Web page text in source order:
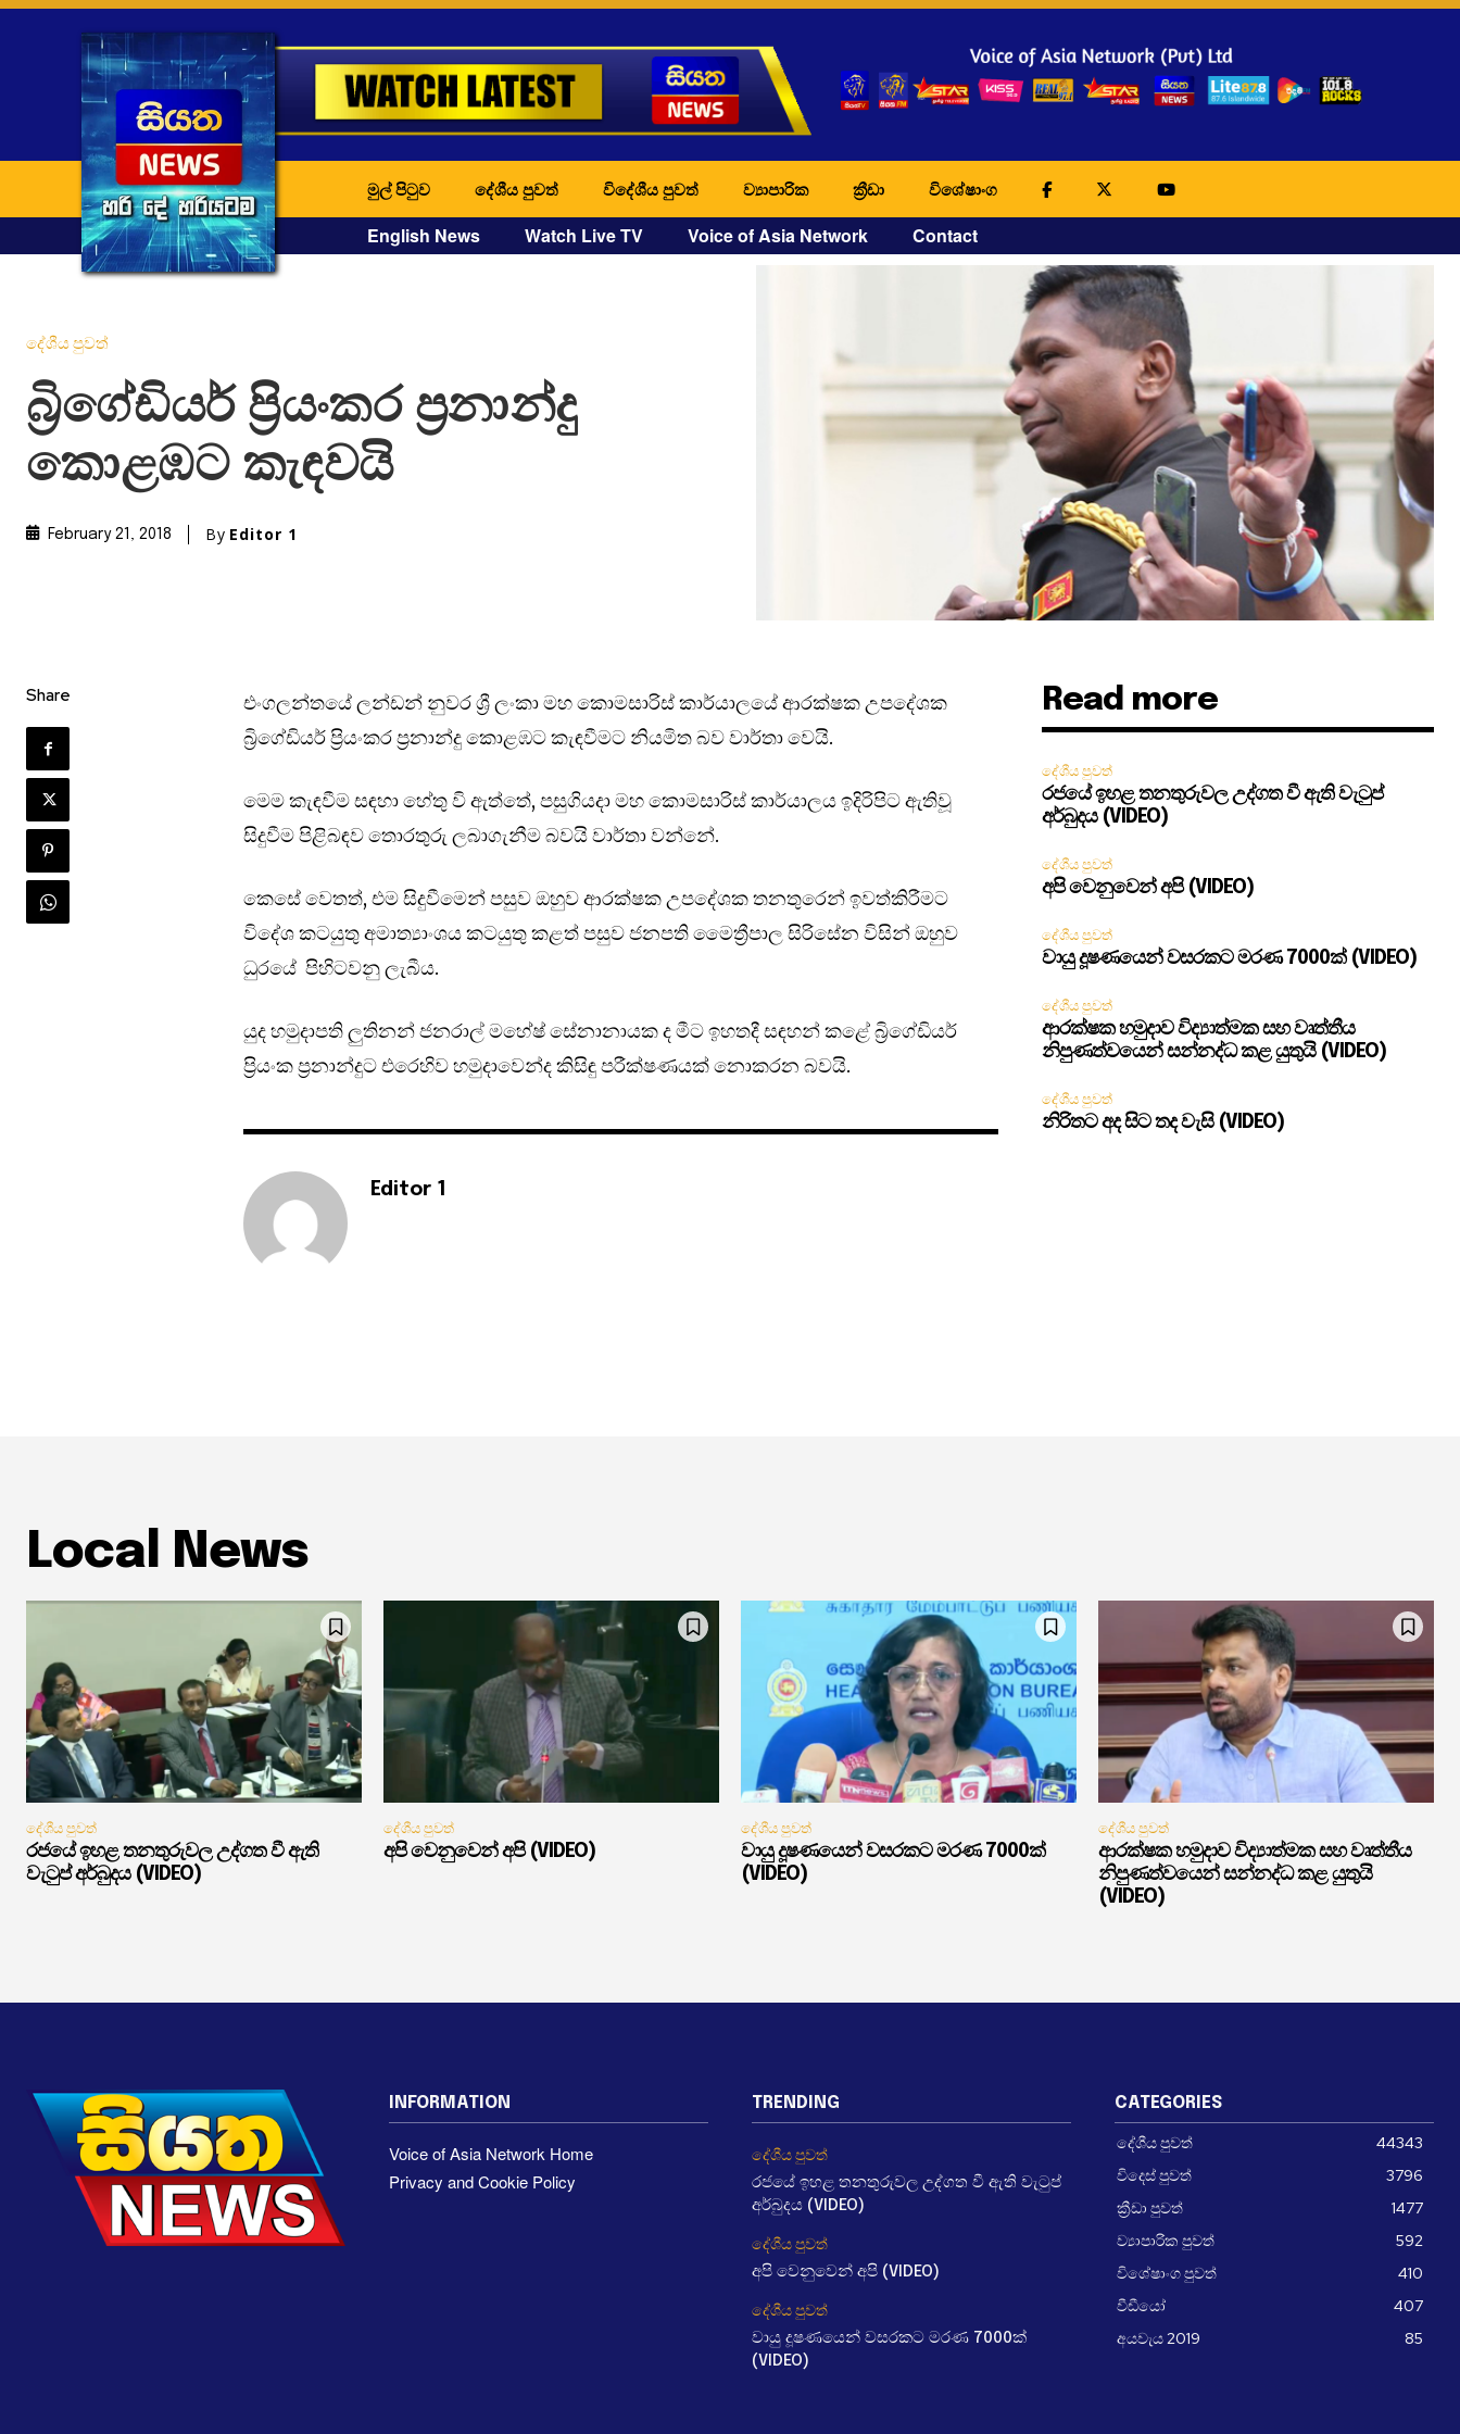
මුල් පිටුව දේශීය පුවත් විදේශීය පුවත් ව්‍යාපාරික ක්‍රීඩා විශේෂාංග
English News Watch Live TV Voice of Asia Network Contact
දේශීය පුවත්
බ්‍රිගේඩියර් ප්‍රියංකර ප්‍රනාන්දු
කොළඹට කැඳවයි
February 21, 2018 By Editor 1
Share
එංගලන්තයේ ලන්ඩන් නුවර ශ්‍රී ලංකා මහ කොමසාරිස් කාර්යාලයේ ආරක්ෂක උපදේශක
බ්‍රිගේඩියර් ප්‍රියංකර ප්‍රනාන්දු කොළඹට කැඳවීමට නියමිත බව වාර්තා වෙයි.
මෙම කැඳවීම සඳහා හේතු වි ඇත්තේ, පසුගියදා මහ කොමසාරිස් කාර්යාලය ඉදිරිපිට ඇතිවූ
සිදුවීම පිළිබඳව තොරතුරු ලබාගැනීම බවයි වාර්තා වන්නේ.
කෙසේ වෙතත්, එම සිදුවීමෙන් පසුව ඔහුව ආරක්ෂක උපදේශක තනතුරෙන් ඉවත්කිරීමට
විදේශ කටයුතු අමාත්‍යාංශය කටයුතු කළත් පසුව ජනපති මෛත්‍රීපාල සිරිසේන විසින් ඔහුව
ධුරයේ පිහිටවනු ලැබීය.
යුද හමුදාපති ලුතිනන් ජනරාල් මහේෂ් සේනානායක ද මීට ඉහතදී සඳහන් කළේ බ්‍රිගේඩියර්
ප්‍රියංක ප්‍රනාන්දුට එරෙහිව හමුදාවෙන්ද කිසිඳු පරීක්ෂණයක් නොකරන බවයි.
Editor 1
Read more
දේශීය පුවත්
රජයේ ඉහළ තනතුරුවල උද්ගත වී ඇති වැටුප්
අර්බුදය (VIDEO)
දේශීය පුවත්
අපි වෙනුවෙන් අපි (VIDEO)
දේශීය පුවත්
වායු දූෂණයෙන් වසරකට මරණ 7000ක් (VIDEO)
දේශීය පුවත්
ආරක්ෂක හමුදාව විද්‍යාත්මක සහ වෘත්තීය
නිපුණත්වයෙන් සන්නද්ධ කළ යුතුයි (VIDEO)
දේශීය පුවත්
නිරිතට අද සිට තද වැසි (VIDEO)
Local News
දේශීය පුවත්
රජයේ ඉහළ තනතුරුවල උද්ගත වී ඇති
වැටුප් අර්බුදය (VIDEO)
දේශීය පුවත්
අපි වෙනුවෙන් අපි (VIDEO)
දේශීය පුවත්
වායු දූෂණයෙන් වසරකට මරණ 7000ක්
(VIDEO)
දේශීය පුවත්
ආරක්ෂක හමුදාව විද්‍යාත්මක සහ වෘත්තීය
නිපුණත්වයෙන් සන්නද්ධ කළ යුතුයි
(VIDEO)
INFORMATION
Voice of Asia Network Home
Privacy and Cookie Policy
TRENDING
දේශීය පුවත්
රජයේ ඉහළ තනතුරුවල උද්ගත වී ඇති වැටුප්
අර්බුදය (VIDEO)
දේශීය පුවත්
අපි වෙනුවෙන් අපි (VIDEO)
දේශීය පුවත්
වායු දූෂණයෙන් වසරකට මරණ 7000ක්
(VIDEO)
CATEGORIES
දේශීය පුවත්
44343
විදෙස් පුවත්
3796
ක්‍රීඩා පුවත්
1477
ව්‍යාපාරික පුවත්
592
විශේෂාංග පුවත්
410
වීඩීයෝ
407
අයවැය 2019
85